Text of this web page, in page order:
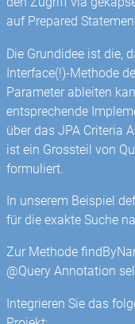
auf Prepared
Die Grundidee ist die,
Interface(!)-Methode
Parameter ableiten
entsprechende
über das JPA Criteria
ist ein Grossteil von
formuliert.
In unserem Beispiel
für die exakte Suche
Zur Methode
@Query Annotation
Integrieren Sie das